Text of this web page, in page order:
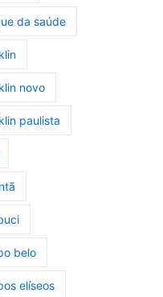
da saúde
novo
paulista
belo
elíseos